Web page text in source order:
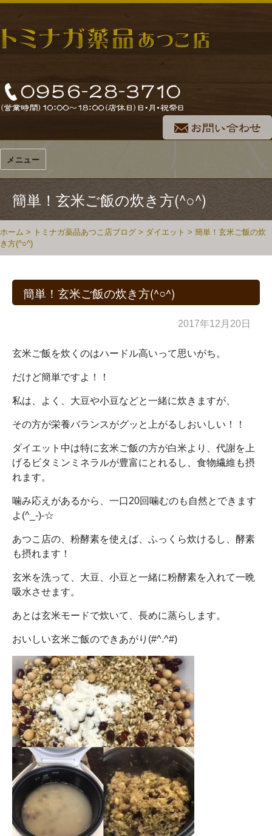
メニュー
簡単！玄米ご飯の炊き方(^○^)
ホーム > トミナガ薬品あつこ店ブログ > ダイエット > 簡単！玄米ご飯の炊
き方(^○^)
簡単！玄米ご飯の炊き方(^○^)
2017年12月20日
玄米ご飯を炊くのはハードル高いって思いがち。
だけど簡単ですよ！！
私は、よく、大豆や小豆などと一緒に炊きますが、
その方が栄養バランスがグッと上がるしおいしい！！
ダイエット中は特に玄米ご飯の方が白米より、代謝を上
げるビタミンミネラルが豊富にとれるし、食物繊維も摂
れます。
噛み応えがあるから、一口20回噛むのも自然とできます
よ(^_-)-☆
あつこ店の、粉酵素を使えば、ふっくら炊けるし、酵素
も摂れます！
玄米を洗って、大豆、小豆と一緒に粉酵素を入れて一晩
吸水させます。
あとは玄米モードで炊いて、長めに蒸らします。
おいしい玄米ご飯のできあがり(#^.^#)